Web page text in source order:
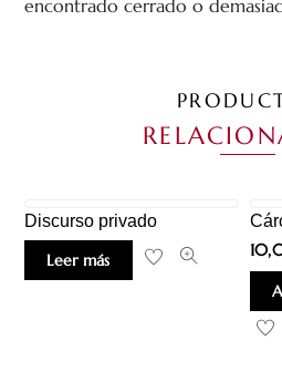
encontrado cerrado o
Discurso privado
Leer más